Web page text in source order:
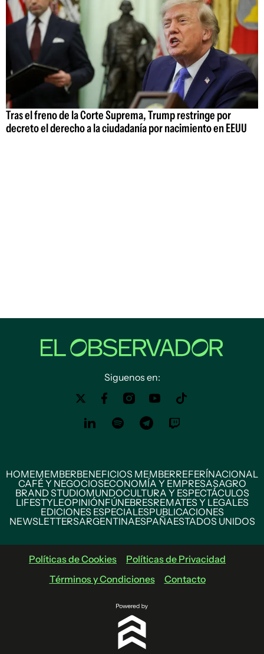
Tras el freno de la Corte Suprema, Trump restringe por
decreto el derecho a la ciudadanía por nacimiento en EEUU
Siguenos en:
HOMEMEMBERBENEFICIOS MEMBERREFERÍNACIONAL
CAFÉ Y NEGOCIOSECONOMÍA Y EMPRESASAGRO
BRAND STUDIOMUNDOCULTURA Y ESPECTÁCULOS
LIFESTYLEOPINIÓNFÚNEBRESREMATES Y LEGALES
EDICIONES ESPECIALESPUBLICACIONES
NEWSLETTERSARGENTINAESPAÑAESTADOS UNIDOS
Políticas de Cookies
Políticas de Privacidad
Términos y Condiciones
Contacto